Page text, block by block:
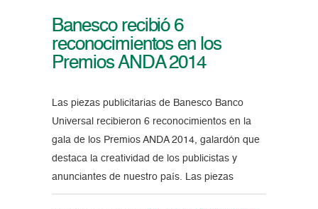
Banesco recibió 6
reconocimientos en los
Premios ANDA 2014
Las piezas publicitarias de Banesco Banco
Universal recibieron 6 reconocimientos en la
gala de los Premios ANDA 2014, galardón que
destaca la creatividad de los publicistas y
anunciantes de nuestro país. Las piezas